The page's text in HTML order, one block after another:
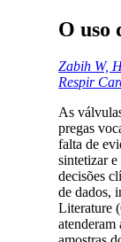
O uso
Zabih W,
Respir
As
pregas
falta de
sintetizar
decisões
de dados,
Literature
atenderam